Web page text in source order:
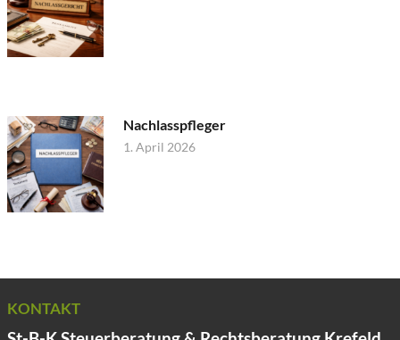
Nachlasspfleger
1. April 2026
KONTAKT